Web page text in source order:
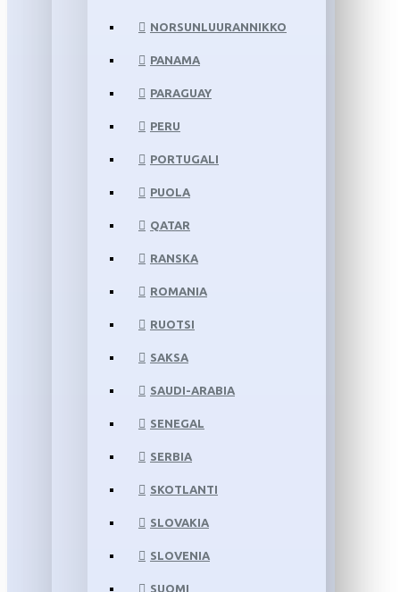
NORSUNLUURANNIKKO
PANAMA
PARAGUAY
PERU
PORTUGALI
PUOLA
QATAR
RANSKA
ROMANIA
RUOTSI
SAKSA
SAUDI-ARABIA
SENEGAL
SERBIA
SKOTLANTI
SLOVAKIA
SLOVENIA
SUOMI